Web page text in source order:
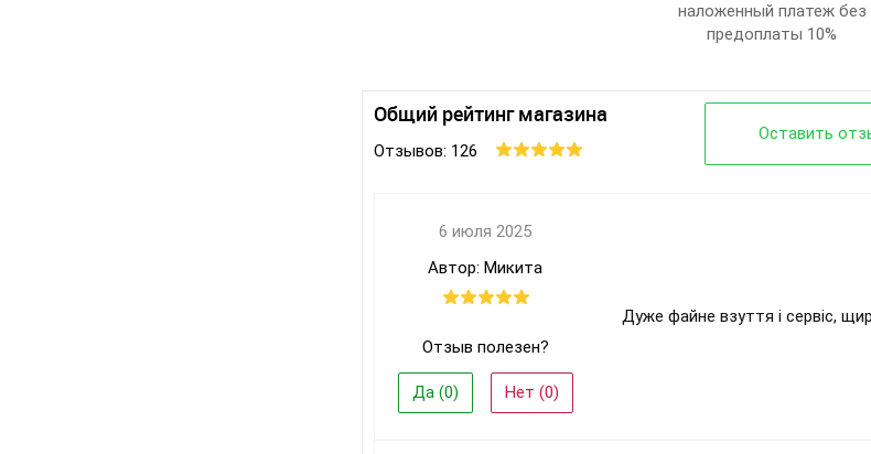
наложенный платеж без
предоплаты 10%
Общий рейтинг магазина
Отзывов: 126
Оставить
6 июля 2025
Автор: Микита
Отзыв полезен?
Да (0) Нет (0)
Дуже файне взуття і сервіс,